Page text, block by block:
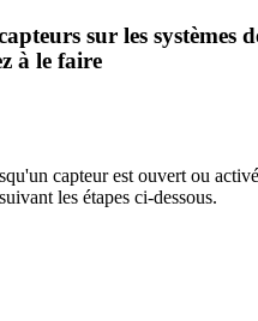
sur les systèmes
à le faire
capteur est ouvert ou
les étapes ci-dessous.